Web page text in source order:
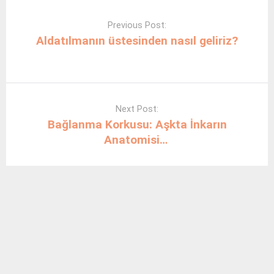
Previous Post:
Aldatılmanın üstesinden nasıl geliriz?
Next Post:
Bağlanma Korkusu: Aşkta İnkarın
Anatomisi…